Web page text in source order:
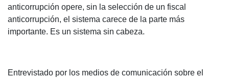
anticorrupción opere, sin la selección de un fiscal
anticorrupción, el sistema carece de la parte más
importante. Es un sistema sin cabeza.
Entrevistado por los medios de comunicación sobre el